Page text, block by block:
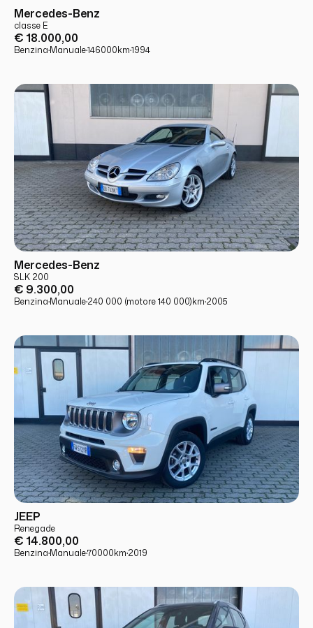
USATO PRONTA CONSEGNA
Mercedes-Benz
classe E
€ 18.000,00
Benzina·Manuale·146000km·1994
USATO PRONTA CONSEGNA
Mercedes-Benz
SLK 200
€ 9.300,00
Benzina·Manuale·240 000 (motore 140 000)km·2005
USATO
JEEP
Renegade
€ 14.800,00
Benzina·Manuale·70000km·2019